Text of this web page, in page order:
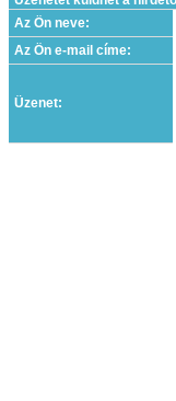
Az Ön neve:
Az Ön e-mail címe:
Üzenet: